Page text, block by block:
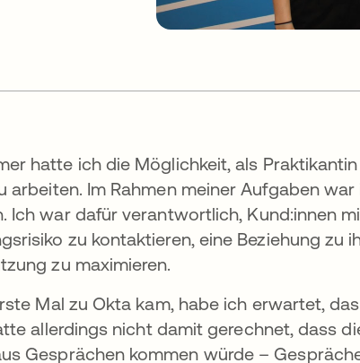
hatte ich die Möglichkeit, als
arbeiten. Im Rahmen meiner Aufgaben
Ich war dafür verantwortlich, Kund:innen
zu kontaktieren, eine Beziehung zu
zu maximieren.
Mal zu Okta kam, habe ich erwartet,
allerdings nicht damit gerechnet, dass
Gesprächen kommen würde –